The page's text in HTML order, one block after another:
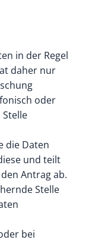
in der Regel
daher nur
oder
die Daten
und teilt
Antrag ab.
Stelle
bei